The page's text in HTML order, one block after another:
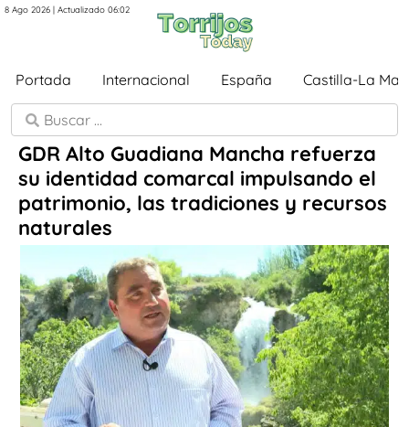
8 Ago 2026 | Actualizado 06:02
Portada Internacional España Castilla-La
GDR Alto Guadiana Mancha refuerza
su identidad comarcal impulsando el
patrimonio, las tradiciones y recursos
naturales